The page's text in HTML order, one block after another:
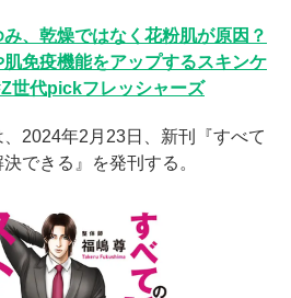
、乾燥ではなく花粉肌が原因？
免疫機能をアップするスキンケ
世代pickフレッシャーズ
2024年2月23日、新刊『すべて
できる』を発刊する。